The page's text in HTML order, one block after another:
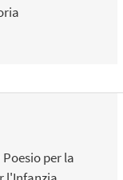
per la